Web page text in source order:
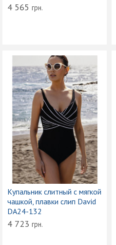
4 565 грн.
Купальник слитный с мягкой
чашкой, плавки слип David
DA24-132
4 723 грн.